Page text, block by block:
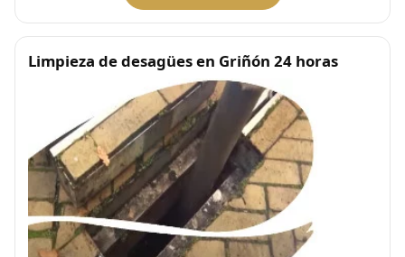
Limpieza de desagües en Griñón 24 horas